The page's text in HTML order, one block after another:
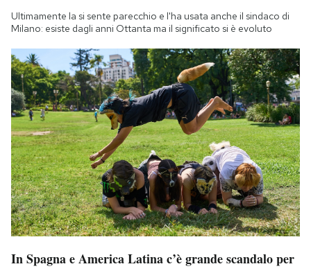
Ultimamente la si sente parecchio e l'ha usata anche il sindaco di
Milano: esiste dagli anni Ottanta ma il significato si è evoluto
In Spagna e America Latina c’è grande scandalo per